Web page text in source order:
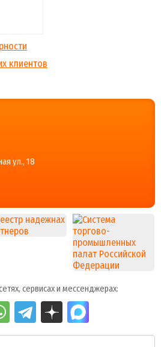
клиентов
ул., 18
сервисах и мессенджерах: